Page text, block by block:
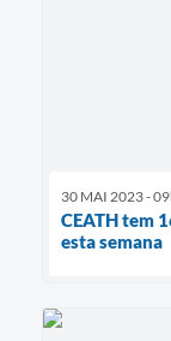
30 MAI 2023 -
CEATH tem
esta semana